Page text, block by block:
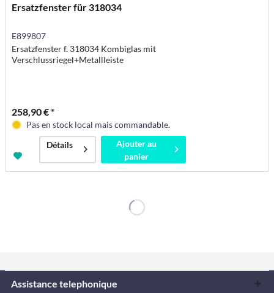
Ersatzfenster für 318034
E899807
Ersatzfenster f. 318034 Kombiglas mit
Verschlussriegel+Metallleiste
258,90 € *
Pas en stock local mais commandable.
Détails
Ajouter au
panier
Assistance telephonique